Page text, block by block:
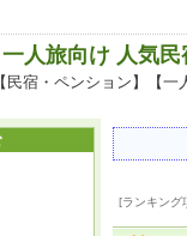
人旅向け 人気
民宿・ペンション】【一
[ランキング